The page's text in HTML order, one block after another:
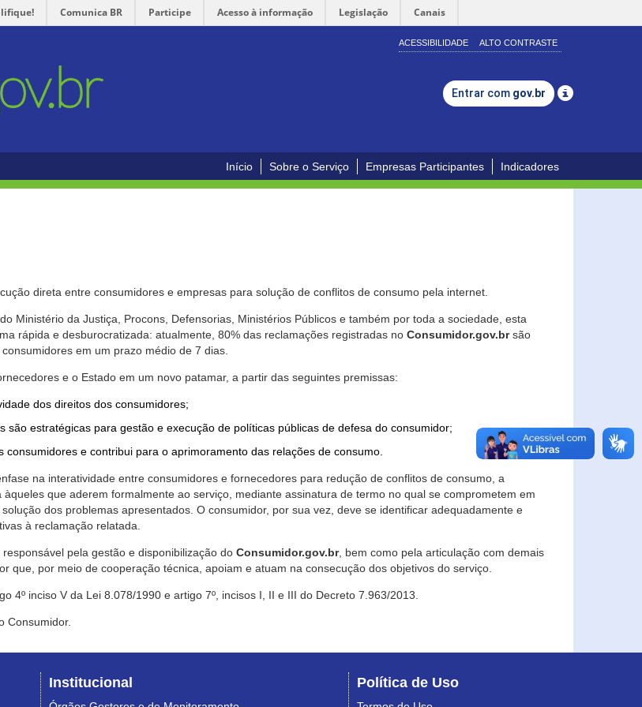
Comunica BR Participe Acesso à informação Legislação Canais
ACESSIBILIDADE ALTO CONTRASTE
Entrar com gov.br
Início Sobre o Serviço Empresas Participantes Indicadores
direta entre consumidores e empresas para solução de conflitos de consumo pela internet.
Ministério da Justiça, Procons, Defensorias, Ministérios Públicos e também por toda a sociedade, esta
rápida e desburocratizada: atualmente, 80% das reclamações registradas no Consumidor.gov.brsão
em um prazo médio de 7 dias.
e o Estado em um novo patamar, a partir das seguintes premissas:
dos direitos dos consumidores;
estratégicas para gestão e execução de políticas públicas de defesa do consumidor;
e contribui para o aprimoramento das relações de consumo.
na interatividade entre consumidores e fornecedores para redução de conflitos de consumo, a
àqueles que aderem formalmente ao serviço, mediante assinatura de termo no qual se comprometem em
dos problemas apresentados. O consumidor, por sua vez, deve se identificar adequadamente e
à reclamação relatada.
pela gestão e disponibilização do Consumidor.gov.br, bem como pela articulação com demais
que, por meio de cooperação técnica, apoiam e atuam na consecução dos objetivos do serviço.
4º inciso V da Lei 8.078/1990 e artigo 7º, incisos I, II e III do Decreto 7.963/2013.
Consumidor.
Institucional Política de Uso